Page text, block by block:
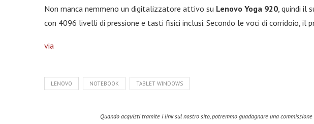
Non manca nemmeno un digitalizzatore attivo su Lenovo Yoga 920, quindi il
con 4096 livelli di pressione e tasti fisici inclusi. Secondo le voci di corridoio, il
via
LENOVO NOTEBOOK TABLET WINDOWS
Quando acquisti tramite i link sul nostro sito, potremmo guadagnare una